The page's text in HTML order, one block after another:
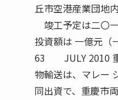
丘市空港産業団地
竣工予定は二〇一
投資額は 一億元（
63 JULY 2010 重
物輸送は、マレー
同出資で、重慶市